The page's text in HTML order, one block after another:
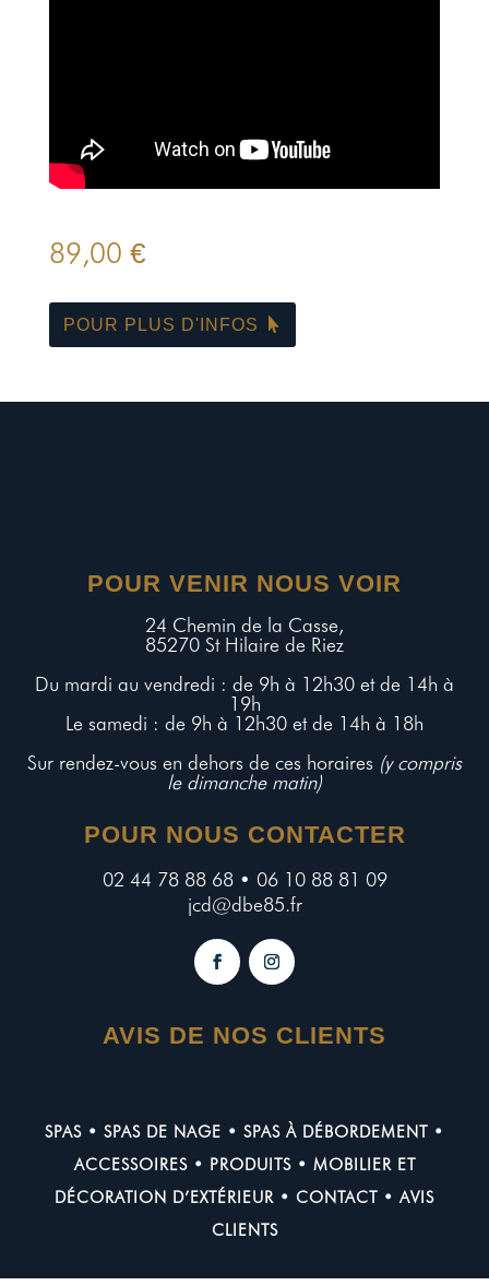
89,00 €
POUR PLUS D'INFOS
POUR VENIR NOUS VOIR
24 Chemin de la Casse,
85270 St Hilaire de Riez
Du mardi au vendredi : de 9h à 12h30 et de 14h à
19h
Le samedi : de 9h à 12h30 et de 14h à 18h
Sur rendez-vous en dehors de ces horaires (y compris
le dimanche matin)
POUR NOUS CONTACTER
02 44 78 88 68 • 06 10 88 81 09
jcd@dbe85.fr
AVIS DE NOS CLIENTS
SPAS • SPAS DE NAGE • SPAS À DÉBORDEMENT •
ACCESSOIRES• PRODUITS• MOBILIER ET
DÉCORATION D’EXTÉRIEUR • CONTACT •AVIS
CLIENTS